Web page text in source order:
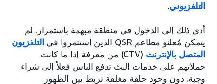
التلفزيوني.
أدى ذلك إلى الدخول في منطقة مبهمة باستمرار. لم
يتمكن مُعلنو مطاعم QSR الذين استثمروا في
التلفزيون
المتصل بالإنترنت
(CTV) من معرفة إذا ما كانت
حملاتهم على خدمات البث تدفع الناس فعلاً إلى شراء
وجبة. دون وجود حلقة مغلقة تربط بين الظهور